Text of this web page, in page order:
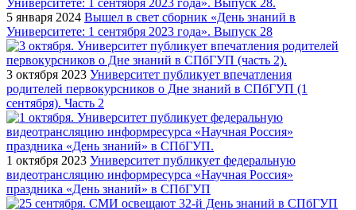
5 января 2024 Вышел в свет сборник «День знаний в
Университете: 1 сентября 2023 года». Выпуск 28
3 октября 2023 Университет публикует впечатления
родителей первокурсников о Дне знаний в СПбГУП (1
сентября). Часть 2
1 октября 2023 Университет публикует федеральную
видеотрансляцию информресурса «Научная Россия»
праздника «День знаний» в СПбГУП